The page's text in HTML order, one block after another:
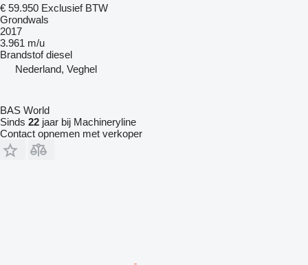
€ 59.950 Exclusief BTW
Grondwals
2017
3.961 m/u
Brandstof diesel
Nederland, Veghel
BAS World
Sinds 22 jaar bij Machineryline
Contact opnemen met verkoper